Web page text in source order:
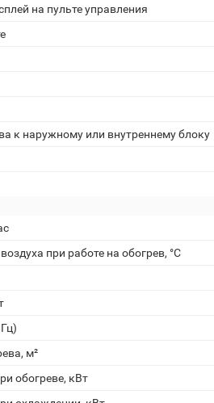
на пульте управления
к наружному или внутреннему блоку
при работе на обогрев, °С
м²
обогреве, кВт